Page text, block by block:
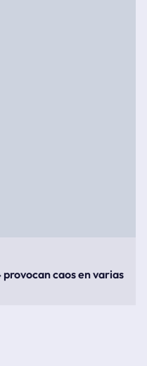
caos en varias